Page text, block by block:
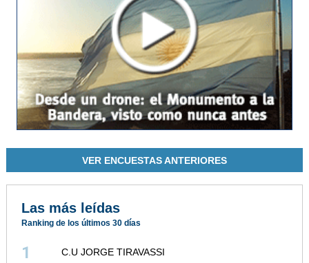
VER ENCUESTAS ANTERIORES
Las más leídas
Ranking de los últimos 30 días
1 C.U JORGE TIRAVASSI